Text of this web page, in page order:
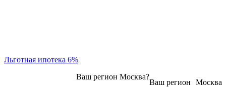
Льготная ипотека 6%
Москва
Ваш регион
Ваш регион Москва?